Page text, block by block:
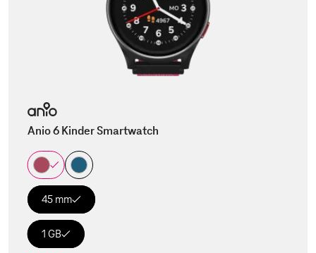
Anio 6 Kinder Smartwatch
45 mm
1 GB